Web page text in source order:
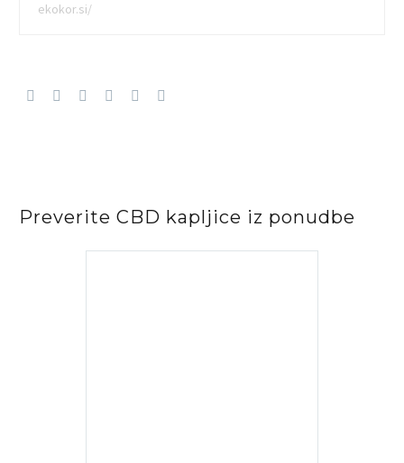
ekokor.si/
Preverite CBD kapljice iz ponudbe